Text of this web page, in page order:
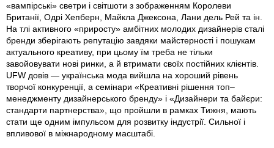
«вампірські» светри і світшоти з зображенням Королеви
Британії, Одрі Хепберн, Майкла Джексона, Лани дель Рей та ін.
На тлі активного «приросту» амбітних молодих дизайнерів сталі
бренди зберігають репутацію завдяки майстерності і пошукам
актуального креативу, при цьому їм треба не тільки
завойовувати нові ринки, а й втримати своїх постійних клієнтів.
UFW довів — українська мода вийшла на хороший рівень
творчої конкуренції, а семінари «Креативні рішення топ–
менеджменту дизайнерського бренду» і «Дизайнери та байєри:
стандарти партнерства», що пройшли в рамках Тижня, мають
стати ще одним імпульсом для розвитку індустрії. Сильної і
впливової в міжнародному масштабі.